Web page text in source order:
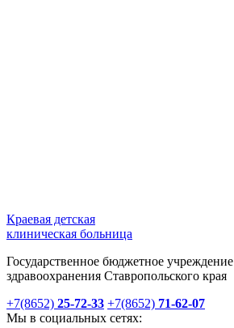
Краевая детская
клиническая больница
Государственное бюджетное учреждение
здравоохранения Ставропольского края
+7(8652) 25-72-33 +7(8652) 71-62-07
Мы в социальных сетях: